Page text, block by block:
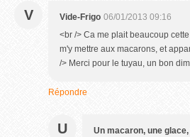
V Vide-Frigo 06/01/2013 09:16
<br /> Ca me plait beaucoup
m'y mettre aux macarons, et
/> Merci pour le tuyau, un bon
Répondre
U Un macaron, une